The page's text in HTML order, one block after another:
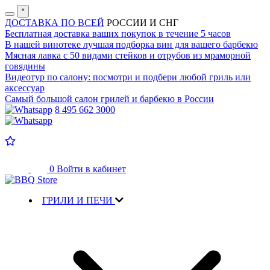
˟
ДОСТАВКА ПО ВСЕЙ РОССИИ И СНГ
Бесплатная доставка ваших покупок в течение 5 часов
В нашей винотеке лучшая подборка вин для вашего барбекю
Мясная лавка с 50 видами стейков и отрубов из мраморной
говядины
Видеотур по салону: посмотри и подбери любой гриль или
аксессуар
Самый большой салон грилей и барбекю в России
8 495 662 3000
0 Войти в кабинет
ГРИЛИ И ПЕЧИ